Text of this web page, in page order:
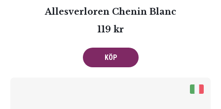
Allesverloren Chenin Blanc
119 kr
KÖP